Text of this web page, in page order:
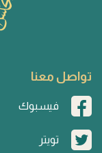
تواصل معنا
فيسبوك
تويتر